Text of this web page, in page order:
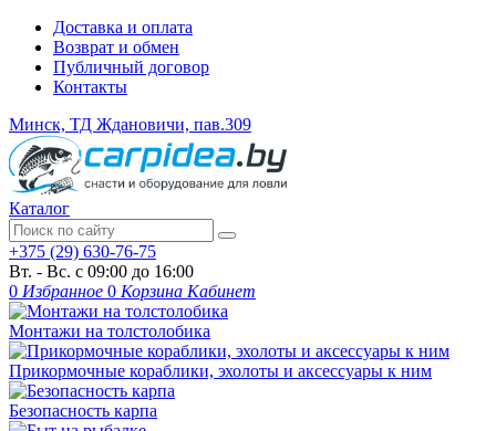
Доставка и оплата
Возврат и обмен
Публичный договор
Контакты
Минск, ТД Ждановичи, пав.309
Каталог
+375 (29) 630-76-75
Вт. - Вс. с 09:00 до 16:00
0 Избранное 0 Корзина Кабинет
Монтажи на толстолобика
Прикормочные кораблики, эхолоты и аксессуары к ним
Безопасность карпа